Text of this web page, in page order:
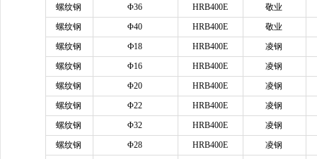
螺纹钢
Φ36 HRB400E
敬业
螺纹钢
Φ40 HRB400E
敬业
螺纹钢
Ф18 HRB400E
凌钢
螺纹钢
Φ16 HRB400E
凌钢
螺纹钢
Φ20 HRB400E
凌钢
螺纹钢
Φ22 HRB400E
凌钢
螺纹钢
Φ32 HRB400E
凌钢
螺纹钢
Φ28 HRB400E
凌钢